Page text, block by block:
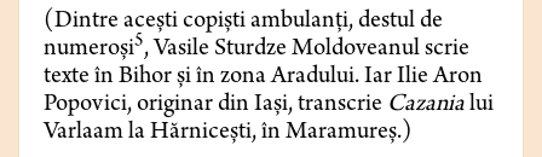
(Dintre acești copiști ambulanți, destul de
numeroși5, Vasile Sturdze Moldoveanul scrie
texte în Bihor și în zona Aradului. Iar Ilie Aron
Popovici, originar din Iași, transcrie Cazanialui
Varlaam la Hărnicești, în Maramureș.)